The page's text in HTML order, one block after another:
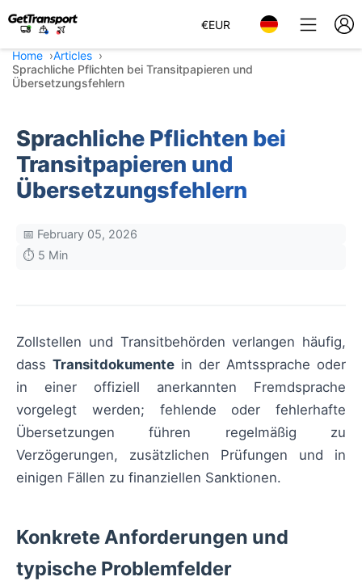
€EUR
Home
Articles
Sprachliche Pflichten bei Transitpapieren und
Übersetzungsfehlern
Sprachliche Pflichten bei
Transitpapieren und
Übersetzungsfehlern
📅 February 05, 2026
⏱️ 5 Min
Zollstellen und Transitbehörden verlangen häufig,
dass Transitdokumente in der Amtssprache oder
in einer offiziell anerkannten Fremdsprache
vorgelegt werden; fehlende oder fehlerhafte
Übersetzungen führen regelmäßig zu
Verzögerungen, zusätzlichen Prüfungen und in
einigen Fällen zu finanziellen Sanktionen.
Konkrete Anforderungen und
typische Problemfelder